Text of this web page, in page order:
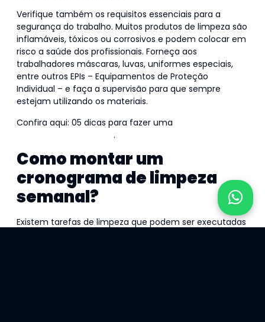
Verifique também os requisitos essenciais para a
segurança do trabalho. Muitos produtos de limpeza são
inflamáveis, tóxicos ou corrosivos e podem colocar em
risco a saúde dos profissionais. Forneça aos
trabalhadores máscaras, luvas, uniformes especiais,
entre outros EPIs – Equipamentos de Proteção
Individual – e faça a supervisão para que sempre
estejam utilizando os materiais.
Confira aqui: 05 dicas para fazer uma
.
Como montar um
cronograma de limpeza
semanal?
Existem tarefas de limpeza que podem ser executadas